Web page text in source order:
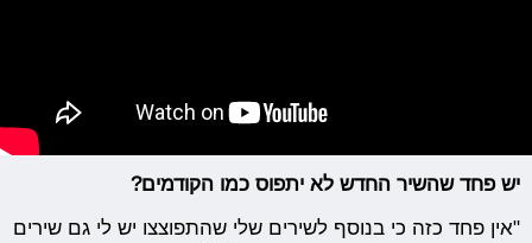
יש פחד שהשיר החדש לא יתפוס כמו הקודמים?
"אין פחד כזה כי בנוסף לשירים שלי שהתפוצצו יש לי גם שירים